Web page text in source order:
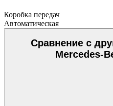
Коробка передач
Автоматическая
Сравнение с
Mercedes-